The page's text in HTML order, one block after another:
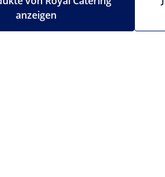
anzeigen